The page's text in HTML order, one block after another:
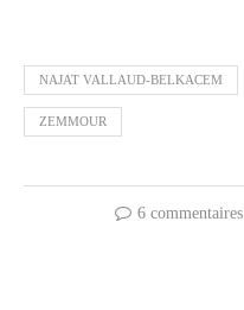
NAJAT VALLAUD-BELKACEM
ZEMMOUR
6 commentaires